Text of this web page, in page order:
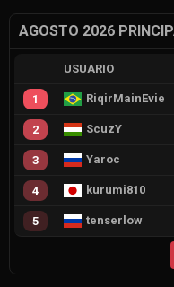
AGOSTO 2026
USUARIO
1 RiqirMainEvie
2 ScuzY
3 Yaroc
4 kurumi810
5 tenserlow